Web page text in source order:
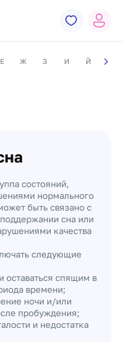
Е Ж З И Й К
состояний,
нормального
быть связано с
сна или
качества
следующие
оставаться спящим в
времени;
ночи и/или
пробуждения;
и недостатка